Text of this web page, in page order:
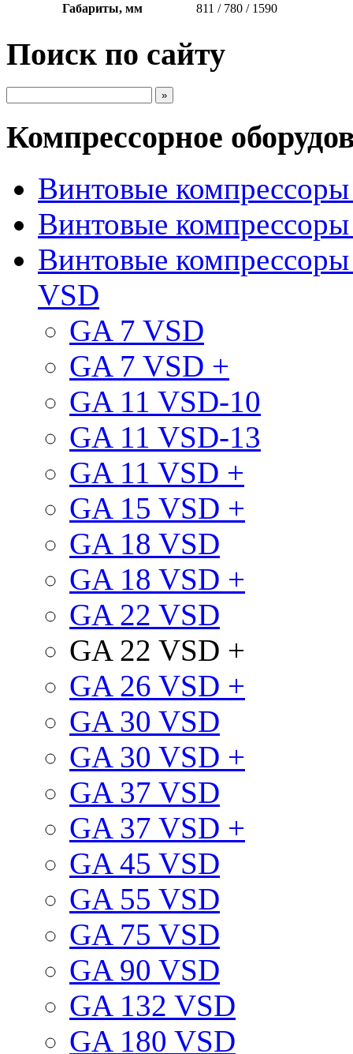
Габариты, мм
811 / 780 / 1590
Поиск по сайту
Компрессорное
Винтовые
Винтовые
Винтовые
VSD
GA 7 VSD
GA 7 VSD +
GA 11 VSD-10
GA 11 VSD-13
GA 11 VSD +
GA 15 VSD +
GA 18 VSD
GA 18 VSD +
GA 22 VSD
GA 22 VSD +
GA 26 VSD +
GA 30 VSD
GA 30 VSD +
GA 37 VSD
GA 37 VSD +
GA 45 VSD
GA 55 VSD
GA 75 VSD
GA 90 VSD
GA 132 VSD
GA 180 VSD